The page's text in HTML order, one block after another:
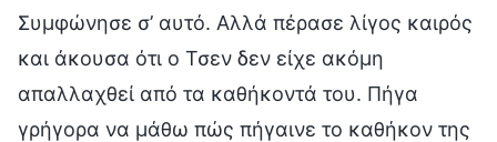
Συμφώνησε σ’ αυτό. Αλλά πέρασε λίγος καιρός
και άκουσα ότι ο Τσεν δεν είχε ακόμη
απαλλαχθεί από τα καθήκοντά του. Πήγα
γρήγορα να μάθω πώς πήγαινε το καθήκον της